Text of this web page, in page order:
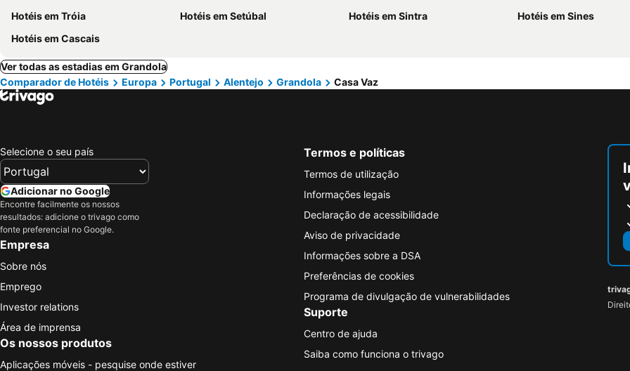
Hotéis em Tróia
Hotéis em Setúbal Hotéis em Sintra
Hotéis em Sines
Hotéis em Cascais
Ver todas as estadias em Grandola
Comparador de Hotéis
Europa Portugal Alentejo Grandola Casa Vaz
Selecione o seu país
Adicionar no Google
Encontre facilmente os nossos
resultados: adicione o trivago como
fonte preferencial no Google.
Empresa
Sobre nós
Emprego
Investor relations
Área de imprensa
Os nossos produtos
Aplicações móveis - pesquise onde estiver
Termos e políticas
Termos de utilização
Informações legais
Declaração de acessibilidade
Aviso de privacidade
Informações sobre a DSA
Preferências de cookies
Programa de divulgação de vulnerabilidades
Suporte
Centro de ajuda
Saiba como funciona o trivago